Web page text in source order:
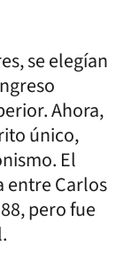
se elegían
Ahora,
único,
El
entre Carlos
pero fue